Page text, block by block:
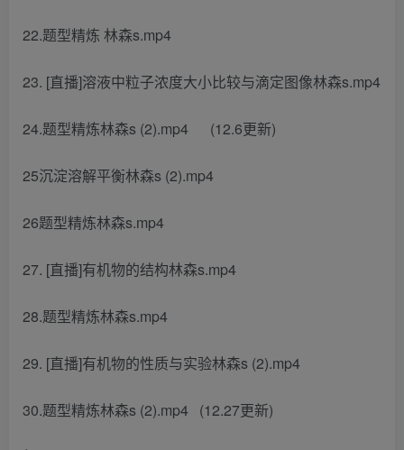
22.题型精炼 林森s.mp4
23. [直播]溶液中粒子浓度大小比较与滴定图像林森s.mp4
24.题型精炼林森s (2).mp4 (12.6更新)
25沉淀溶解平衡林森s (2).mp4
26题型精炼林森s.mp4
27. [直播]有机物的结构林森s.mp4
28.题型精炼林森s.mp4
29. [直播]有机物的性质与实验林森s (2).mp4
30.题型精炼林森s (2).mp4 (12.27更新)